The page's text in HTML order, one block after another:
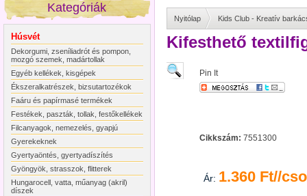
Kategóriák
Húsvét
Dekorgumi, zseníliadrót és pompon,
mozgó szemek, madártollak
Egyéb kellékek, kisgépek
Ékszeralkatrészek, bizsutartozékok
Faáru és papírmasé termékek
Festékek, paszták, tollak, festőkellékek
Filcanyagok, nemezelés, gyapjú
Gyerekeknek
Gyertyaöntés, gyertyadíszítés
Gyöngyök, strasszok, flitterek
Hungarocell, vatta, műanyag (akril)
díszek
Nyitólap Kids Club - Kreatív
Kifesthető
Pin It
Cikkszám: 7551300
Ár: 1.360 Ft//